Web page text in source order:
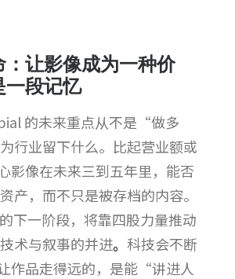
让影像成为一种价
一段记忆
的未来重点从不是“做多
行业留下什么。比起营业额或
影像在未来三到五年里，能否
产，而不只是被存档的内容。
下一阶段，将靠四股力量推动
术与叙事的并进。 科技会不断
作品走得远的，是能“讲进人